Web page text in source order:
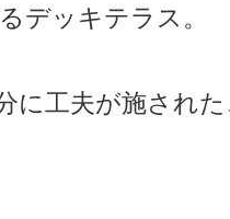
デッキテラス。
に工夫が施され